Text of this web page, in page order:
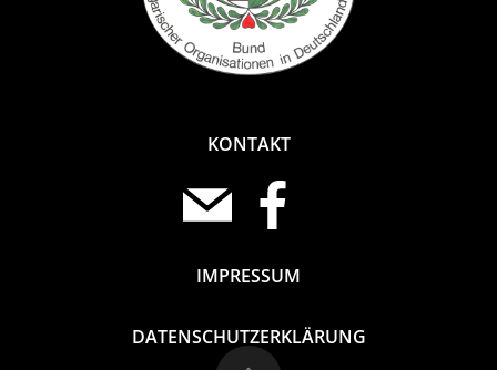
KONTAKT
IMPRESSUM
DATENSCHUTZERKLÄRUNG